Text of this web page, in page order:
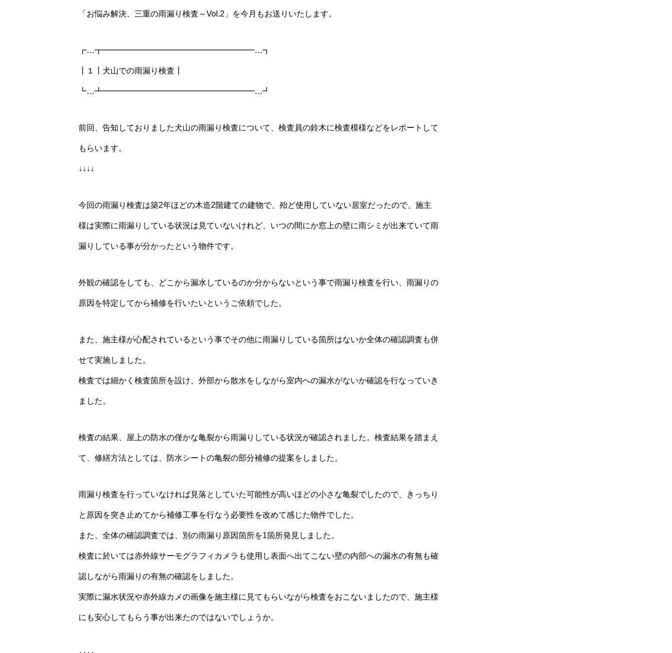
「お悩み解決、三重の雨漏り検査～Vol.2」を今月もお送りいたします。
┏…┳━━━━━━━━━━━━━━━━━━━…┓
┃１┃犬山での雨漏り検査┃
┗…┻━━━━━━━━━━━━━━━━━━━…┛
前回、告知しておりました犬山の雨漏り検査について、検査員の鈴木に検査模様などをレポートして
もらいます。
↓↓↓↓
今回の雨漏り検査は築2年ほどの木造2階建ての建物で、殆ど使用していない居室だったので、施主
様は実際に雨漏りしている状況は見ていないけれど、いつの間にか窓上の壁に雨シミが出来ていて雨
漏りしている事が分かったという物件です。
外観の確認をしても、どこから漏水しているのか分からないという事で雨漏り検査を行い、雨漏りの
原因を特定してから補修を行いたいというご依頼でした。
また、施主様が心配されているという事でその他に雨漏りしている箇所はないか全体の確認調査も併
せて実施しました。
検査では細かく検査箇所を設け、外部から散水をしながら室内への漏水がないか確認を行なっていき
ました。
検査の結果、屋上の防水の僅かな亀裂から雨漏りしている状況が確認されました。検査結果を踏まえ
て、修繕方法としては、防水シートの亀裂の部分補修の提案をしました。
雨漏り検査を行っていなければ見落としていた可能性が高いほどの小さな亀裂でしたので、きっちり
と原因を突き止めてから補修工事を行なう必要性を改めて感じた物件でした。
また、全体の確認調査では、別の雨漏り原因箇所を1箇所発見しました。
検査に於いては赤外線サーモグラフィカメラも使用し表面へ出てこない壁の内部への漏水の有無も確
認しながら雨漏りの有無の確認をしました。
実際に漏水状況や赤外線カメの画像を施主様に見てもらいながら検査をおこないましたので、施主様
にも安心してもらう事が出来たのではないでしょうか。